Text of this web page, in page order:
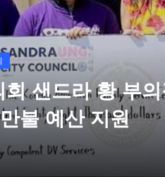
회 샌드라 황 부
불 예산 지원